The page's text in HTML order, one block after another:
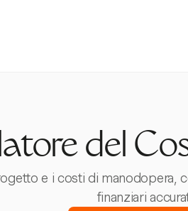
del
e i costi di
finanziari